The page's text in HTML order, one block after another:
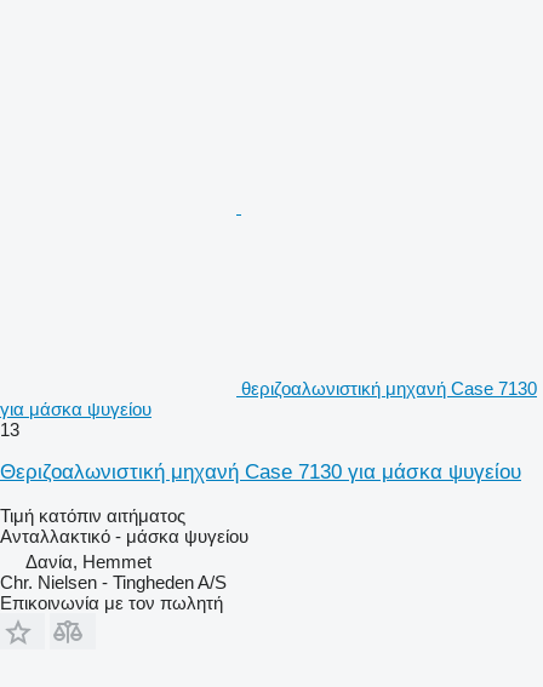
θεριζοαλωνιστική μηχανή Case 7130
για μάσκα ψυγείου
13
Θεριζοαλωνιστική μηχανή Case 7130 για μάσκα ψυγείου
Τιμή κατόπιν αιτήματος
Ανταλλακτικό - μάσκα ψυγείου
Δανία, Hemmet
Chr. Nielsen - Tingheden A/S
Επικοινωνία με τον πωλητή